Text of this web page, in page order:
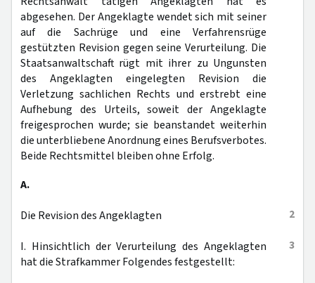
abgesehen. Der Angeklagte wendet sich mit seiner
auf die Sachrüge und eine Verfahrensrüge
gestützten Revision gegen seine Verurteilung. Die
Staatsanwaltschaft rügt mit ihrer zu Ungunsten
des Angeklagten eingelegten Revision die
Verletzung sachlichen Rechts und erstrebt eine
Aufhebung des Urteils, soweit der Angeklagte
freigesprochen wurde; sie beanstandet weiterhin
die unterbliebene Anordnung eines Berufsverbotes.
Beide Rechtsmittel bleiben ohne Erfolg.
A.
2
Die Revision des Angeklagten
3
I. Hinsichtlich der Verurteilung des Angeklagten
hat die Strafkammer Folgendes festgestellt: